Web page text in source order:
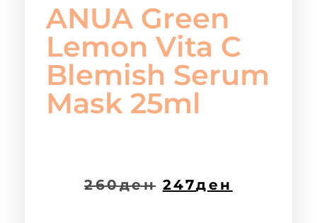
ANUA Green
Lemon Vita C
Blemish Serum
Mask 25ml
260ден 247ден